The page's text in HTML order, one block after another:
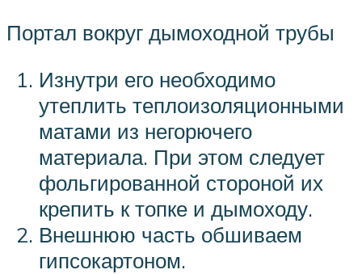
Портал вокруг дымоходной трубы
Изнутри его необходимо
утеплить теплоизоляционными
матами из негорючего
материала. При этом следует
фольгированной стороной их
крепить к топке и дымоходу.
Внешнюю часть обшиваем
гипсокартоном.